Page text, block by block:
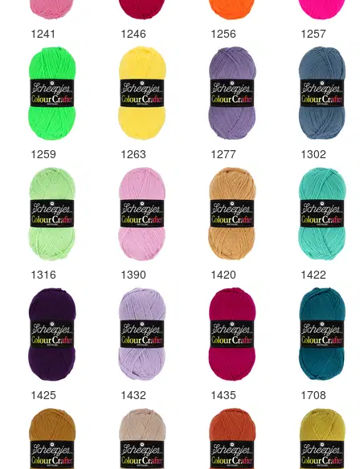
1241 1246 1256 1257
1259 1263 1277 1302
1316 1390 1420 1422
1425 1432 1435 1708